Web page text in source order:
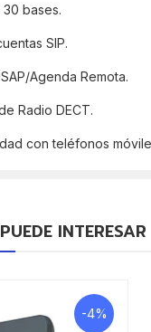
bases.
SIP.
Agenda Remota.
Radio DECT.
con teléfonos
INTERESAR
-4%